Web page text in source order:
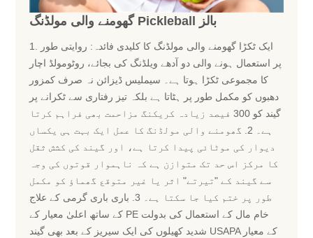
گھومنے والی مولڈنگ Pickleball بالز
1.‍‍‍‍‍‍‍‍‍‍ ایک ٹکڑا گھومنے والی مولڈنگ کا کلیدی فائدہ: روایتی طور
پر استعمال ہونے والی دو آدھے ویلڈنگ کی بجائے، روٹومولڈ اچار
کا مجموعی ٹکڑا ہوتا ہے۔ سیملیس ڈیزائن نہ صرف کمزور
دھبوں کو مکمل طور پر ہٹاتا ہے بلکہ تیز رفتاری سے ٹکرانے پر
گیند کو 300 فیصد زیادہ کریکنگ مزاحمت بھی فراہم کرتا
ہے۔ 2. گھومنے والی مولڈنگ کا عمل ایک بہت ہی یکساں
دیوار کی موٹائی پیدا کرتا ہے، اور گیند کی کشش ثقل
کا مرکز اس حد تک متوازن ہے کہ ناہموار قوتوں کی وجہ
سے گیند کے "تیرتے" اثر یا غیر متوقع گھماؤ کو مکمل
طور پر ختم کیا جا سکتا ہے۔ 3. باری باری گرمی کے علاج
کے ساتھ اعلیٰ معیار کے PE خام مال کے استعمال کی بدولت
شدید کھیلوں کی ایک سیریز کے بعد بھی گیند USAPA کے معیار